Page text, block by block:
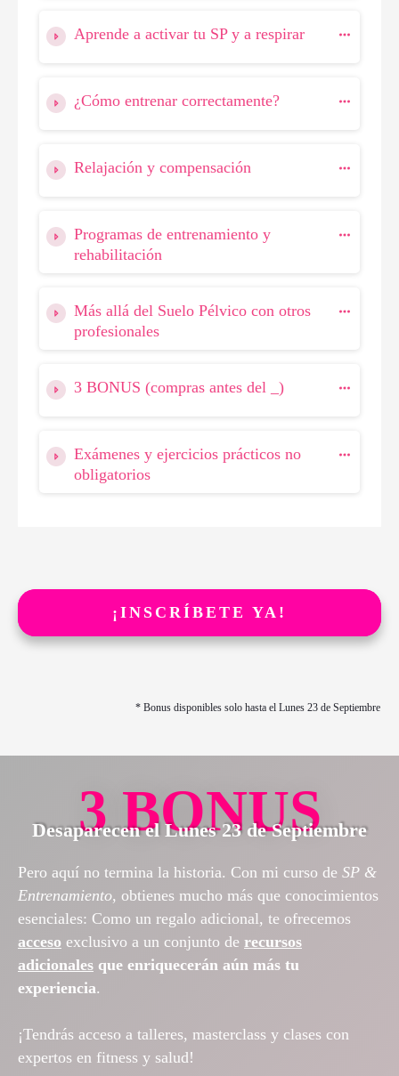
Aprende a activar tu SP y a respirar
¿Cómo entrenar correctamente?
Relajación y compensación
Programas de entrenamiento y
rehabilitación
Más allá del Suelo Pélvico con otros
profesionales
3 BONUS (compras antes del _)
Exámenes y ejercicios prácticos no
obligatorios
¡INSCRÍBETE YA!
* Bonus disponibles solo hasta el Lunes 23 de Septiembre
3 BONUS
Desaparecen el Lunes 23 de Septiembre
Pero aquí no termina la historia. Con mi curso de SP &
Entrenamiento, obtienes mucho más que conocimientos
esenciales: Como un regalo adicional, te ofrecemos
acceso exclusivo a un conjunto de recursos
adicionales que enriquecerán aún más tu
experiencia.
¡Tendrás acceso a talleres, masterclass y clases con
expertos en fitness y salud!